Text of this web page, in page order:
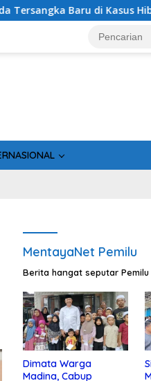
Rp40 Miliar Geger!
MentayaNet Pemilu
Berita hangat seputar Pemilu
Dimata Warga
Madina, Cabup